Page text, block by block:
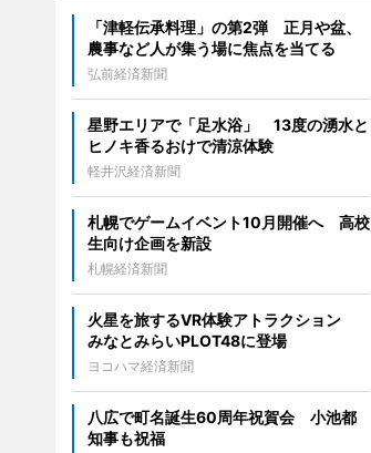
「津軽伝承料理」の第2弾 正月や盆、
農事など人が集う場に焦点を当てる
弘前経済新聞
星野エリアで「足水浴」 13度の湧水と
ヒノキ香るおけで清涼体験
軽井沢経済新聞
札幌でゲームイベント10月開催へ 高校
生向け企画を新設
札幌経済新聞
火星を旅するVR体験アトラクション
みなとみらいPLOT48に登場
ヨコハマ経済新聞
八広で町名誕生60周年祝賀会 小池都
知事も祝福